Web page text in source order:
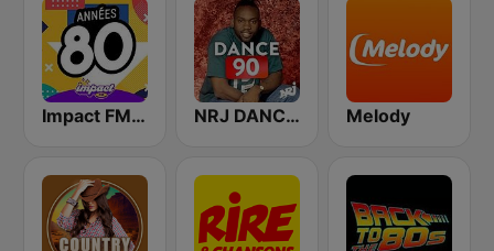
Impact FM - Années 80 NRJ DANCE 90 Melody